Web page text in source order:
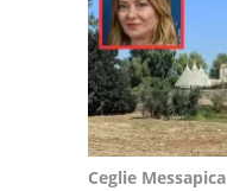
Ceglie Messapica